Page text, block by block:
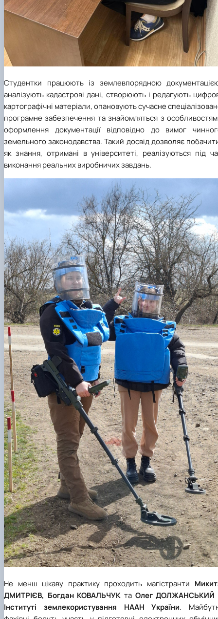
Студентки працюють із землевпорядною
аналізують кадастрові дані, створюють і редагують
картографічні матеріали, опановують сучасне
програмне забезпечення та знайомляться з
оформлення документації відповідно до вимог
земельного законодавства. Такий досвід дозволяє
як знання, отримані в університеті, реалізуються під
виконання реальних виробничих завдань.
Не менш цікаву практику проходить магістранти
ДМИТРІЄВ, Богдан КОВАЛЬЧУК та Олег ДОЛЖАНСЬКИЙ
Інституті землекористування НААН України.